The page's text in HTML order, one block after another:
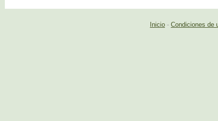
Inicio - Condiciones de